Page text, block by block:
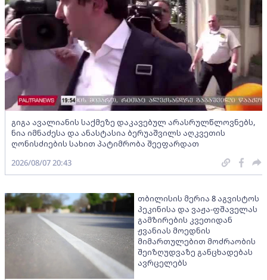
გიგა ავალიანის საქმეზე დაკავებულ არასრულწლოვნებს,
ნია იმნაძესა და ანასტასია ბერუაშვილს აღკვეთის
ღონისძიების სახით პატიმრობა შეეფარდათ
2026/08/07 20:43
თბილისის მერია 8 აგვისტოს
პეკინისა და ვაჟა-ფშაველას
გამზირების კვეთიდან
ჟვანიას მოედნის
მიმართულებით მოძრაობის
შეიზღუდვაზე განცხადებას
ავრცელებს